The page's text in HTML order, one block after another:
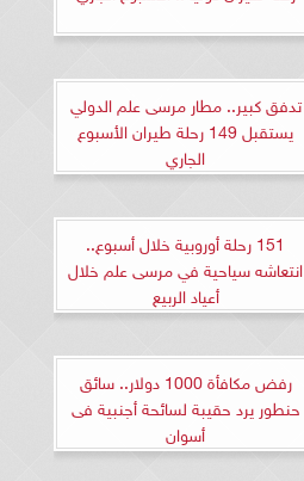
تدفق كبير.. مطار مرسى علم الدولي
يستقبل 149 رحلة طيران الأسبوع
الجاري
151 رحلة أوروبية خلال أسبوع..
انتعاشه سياحية في مرسى علم خلال
أعياد الربيع
رفض مكافأة 1000 دولار.. سائق
حنطور يرد حقيبة لسائحة أجنبية فى
أسوان